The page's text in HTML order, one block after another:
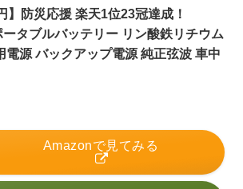
】防災応援 楽天1位23冠達成！
タブルバッテリー リン酸鉄リチウム
源 バックアップ電源 純正弦波 車中
Amazonで見てみる